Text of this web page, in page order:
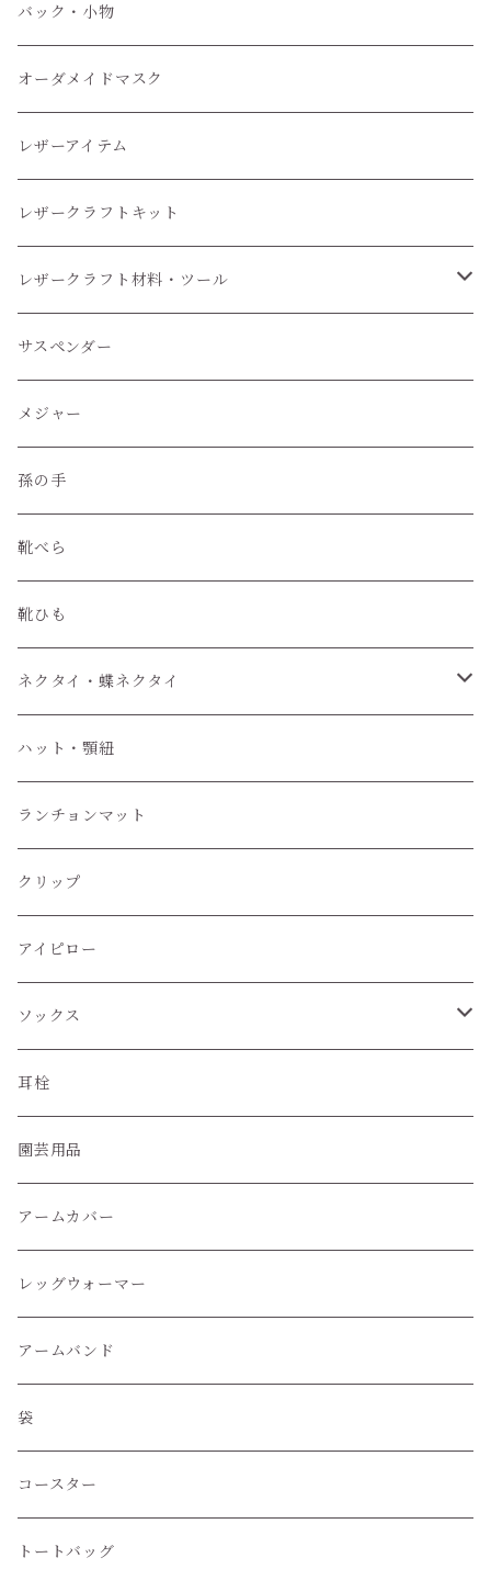
小物
バック・小物
オーダメイドマスク
レザーアイテム
レザークラフトキット
レザークラフト材料・ツール
レザークラフトツール
レザークラフト材料
サスペンダー
メジャー
孫の手
靴べら
靴ひも
ネクタイ・蝶ネクタイ
ワンタッチネクタイ
蝶ネクタイ
ハット・顎紐
ランチョンマット
クリップ
アイピロー
ソックス
ハイソックス
クルー丈ソックス
くるぶし丈ソックス
耳栓
園芸用品
アームカバー
レッグウォーマー
アームバンド
袋
コースター
トートバッグ